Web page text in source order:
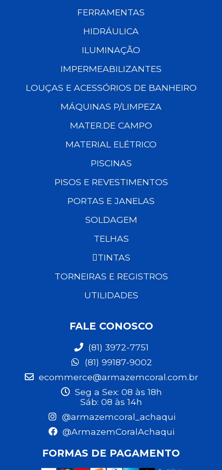
FERRAMENTAS
HIDRÁULICA
ILUMINAÇÃO
IMPERMEABILIZANTES
LOUÇAS E ACESSÓRIOS DE BANHEIRO
MÁQUINAS P/LIMPEZA
MATER.DE CAMPO
MATERIAL ELÉTRICO
PISCINAS
PISOS E REVESTIMENTOS
PORTAS E JANELAS
SOLDAGEM
TELHAS
TINTAS
TORNEIRAS E REGISTROS
UTILIDADES
FALE CONOSCO
(81) 3972-7751
(81) 99187-9002
ecommerce@armazemcoral.com.br
Seg a Sex: 08 às 18h
Sáb: 08 às 14h
@armazemcoral_achaqui
@ArmazemCoralAchaqui
FORMAS DE PAGAMENTO